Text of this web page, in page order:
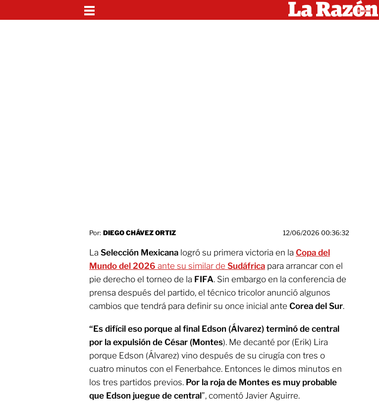
Por: DIEGO CHÁVEZ ORTIZ 12/06/2026 00:36:32
La Selección Mexicana logró su primera victoria en la Copa del
Mundo del 2026 ante su similar de Sudáfrica para arrancar con el
pie derecho el torneo de la FIFA. Sin embargo en la conferencia de
prensa después del partido, el técnico tricolor anunció algunos
cambios que tendrá para definir su once inicial ante Corea del Sur.
“Es difícil eso porque al final Edson (Álvarez) terminó de central
por la expulsión de César (Montes). Me decanté por (Erik) Lira
porque Edson (Álvarez) vino después de su cirugía con tres o
cuatro minutos con el Fenerbahce. Entonces le dimos minutos en
los tres partidos previos. Por la roja de Montes es muy probable
que Edson juegue de central”, comentó Javier Aguirre.